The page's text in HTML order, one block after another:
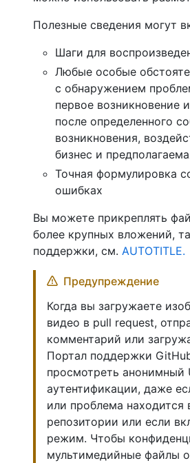
Полезные сведения могут
Шаги для
Любые особые
с обнаружением
первое возникновение
после определенного
возникновения,
бизнес и
Точная формулировка
ошибках
Вы можете прикреплять
более крупных вложений,
поддержки, см. AUTOTITLE.
Предупреждение
Когда вы загружаете
видео в pull request,
комментарий или
Портал поддержки
просмотреть анонимный
аутентификации, даже
или проблема находится
репозитории или если
режим. Чтобы
мультимедийные файлы